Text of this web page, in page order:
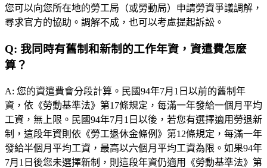
您可以向您所在地的勞工局（或勞動局）申請勞資爭議調解，
尋求官方的協助。調解不成，也可以考慮提起訴訟。
Q: 我同時有舊制和新制的工作年資，資遣費怎麼
算？
A: 您的資遣費會分段計算。民國94年7月1日以前的舊制年
資，依《勞動基準法》第17條規定，每滿一年發給一個月平均
工資，無上限。民國94年7月1日以後，若您有選擇適用勞退新
制，這段年資則依《勞工退休金條例》第12條規定，每滿一年
發給半個月平均工資，最高以六個月平均工資為限。如果94年
7月1日後您未選擇新制，則這段年資仍適用《勞動基準法》第